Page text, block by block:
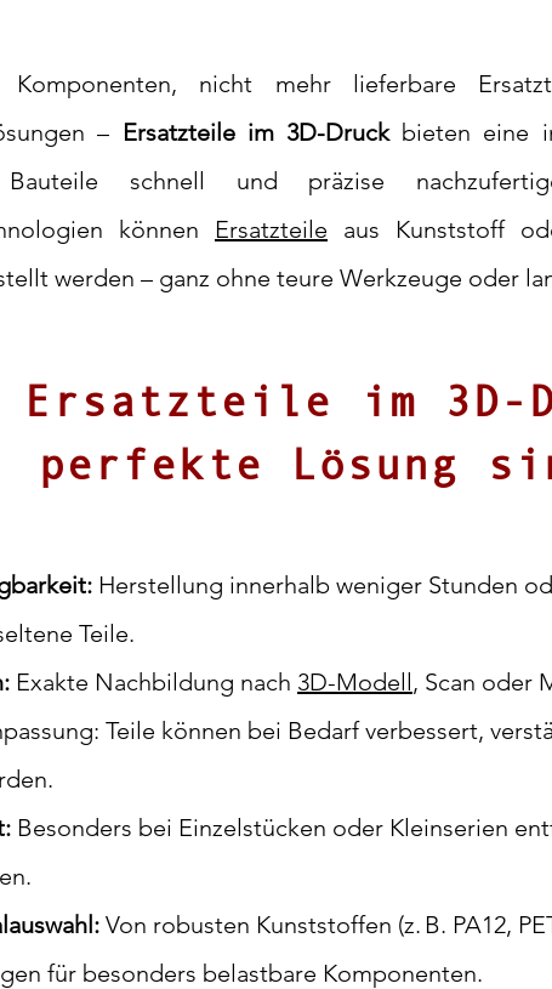
nicht mehr lieferbare
– Ersatzteile im 3D-Druckbieten eine
Bauteile schnell und präzise
können Ersatzteile aus Kunststoff
werden – ganz ohne teure Werkzeuge oder
Ersatzteile im 3D-
perfekte Lösung
Herstellung innerhalb weniger Stunden
Teile.
Exakte Nachbildung nach 3D-Modell, Scan oder
Teile können bei Bedarf verbessert,
Besonders bei Einzelstücken oder Kleinserien
Von robusten Kunststoffen (z. B. PA12,
für besonders belastbare Komponenten.